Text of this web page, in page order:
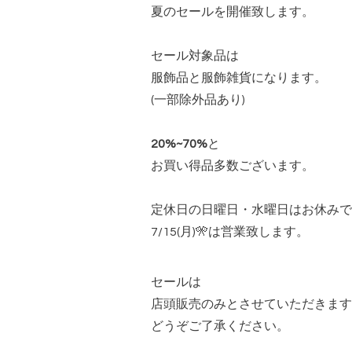
夏のセールを開催致します。
セール対象品は
服飾品と服飾雑貨になります。
(一部除外品あり)
20%~70%と
お買い得品多数ございます。
定休日の日曜日・水曜日はお休み
7/15(月)🎌は営業致します。
セールは
店頭販売のみとさせていただきま
どうぞご了承ください。